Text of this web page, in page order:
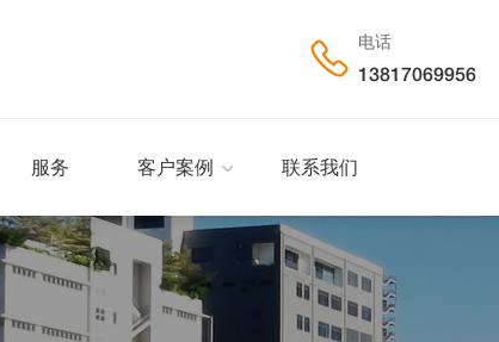
 电话
13817069956
服务 客户案例 联系我们